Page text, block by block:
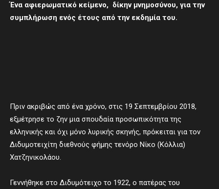
Ένα αφιερωματικό κείμενο, δίκην μνημοσύνου, για την
συμπλήρωση ενός έτους από την εκδημία του.
Πριν ακριβώς από ένα χρόνο, στις 19 Σεπτεμβρίου 2018,
εξμέτρησε το ζην μια σπουδαία προσωπικότητα της
ελληνικής και όχι μόνο λυρικής σκηνής, πρόκειται για τον
Διδυμοτειχίτη διεθνούς φήμης τενόρο Νίκο (Κόλλια)
Χατζηνικολάου.
Γεννήθηκε στο Διδυμότειχο το 1922, ο πατέρας του